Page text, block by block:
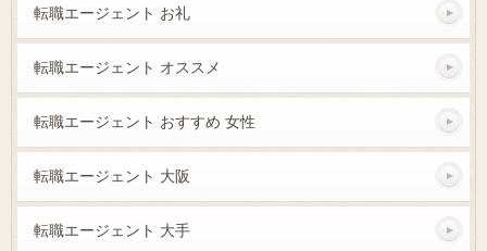
転職エージェント お礼
転職エージェント オススメ
転職エージェント おすすめ 女性
転職エージェント 大阪
転職エージェント 大手